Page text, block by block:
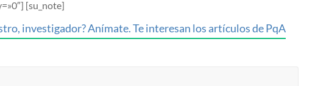
[su_note]
investigador? Anímate. Te interesan los artículos de PqA